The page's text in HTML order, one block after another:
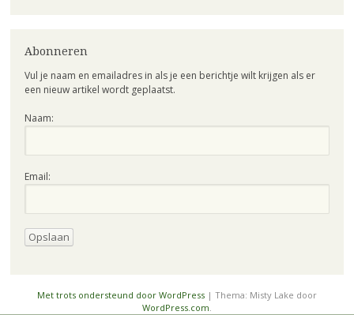
Abonneren
Vul je naam en emailadres in als je een berichtje wilt krijgen als er
een nieuw artikel wordt geplaatst.
Naam:
Email:
Met trots ondersteund door WordPress | Thema: Misty Lake door
WordPress.com